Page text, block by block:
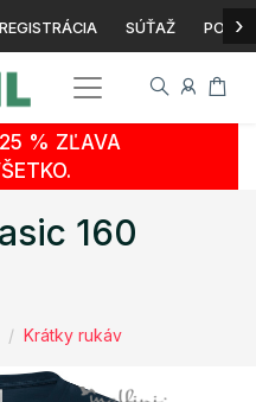
REGISTRÁCIA SÚŤAŽ ›
% ZĽAVA
160
Krátky rukáv